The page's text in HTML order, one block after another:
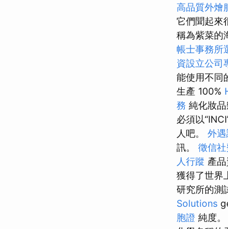
高品質外燴
它們聞起來
稱為紫菜的
帳士事務所
資設立公司
能使用不同
生產 100%
務 純化妝品
必須以
人吧。 外
訊。 徵信
人行蹤 產
獲得了世界
研究所的測
Solutions
胞證 純度